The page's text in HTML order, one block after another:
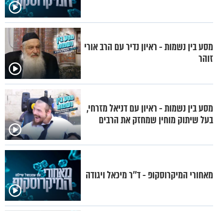
מסע בין נשמות - ראיון נדיר עם הרב אורי
זוהר
מסע בין נשמות - ראיון עם דניאל מזרחי,
בעל שיתוק מוחין שמחזק את הרבים
מאחורי המיקרוסקופ - ד’’ר מיכאל ויגודה